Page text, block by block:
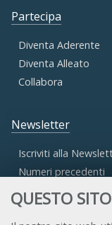
QUESTO
Partecipa
Diventa Aderente
Diventa Alleato
Collabora
Newsletter
Iscriviti alla
Numeri precedenti